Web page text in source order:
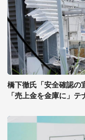
橋下徹氏「安全確認の
「売上金を金庫に」